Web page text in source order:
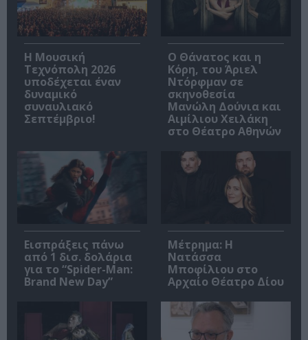
Η Μουσική
Τεχνόπολη 2026
υποδέχεται έναν
δυναμικό
συναυλιακό
Σεπτέμβριο!
Ο Θάνατος και η
Κόρη, του Άριελ
Ντόρφμαν σε
σκηνοθεσία
Μανώλη Δούνια και
Αιμίλιου Χειλάκη
στο Θέατρο Αθηνών
Εισπράξεις πάνω
από 1 δισ. δολάρια
για το “Spider-Man:
Brand New Day”
Μέτρημα: Η
Νατάσσα
Μποφίλιου στο
Αρχαίο Θέατρο Δίου